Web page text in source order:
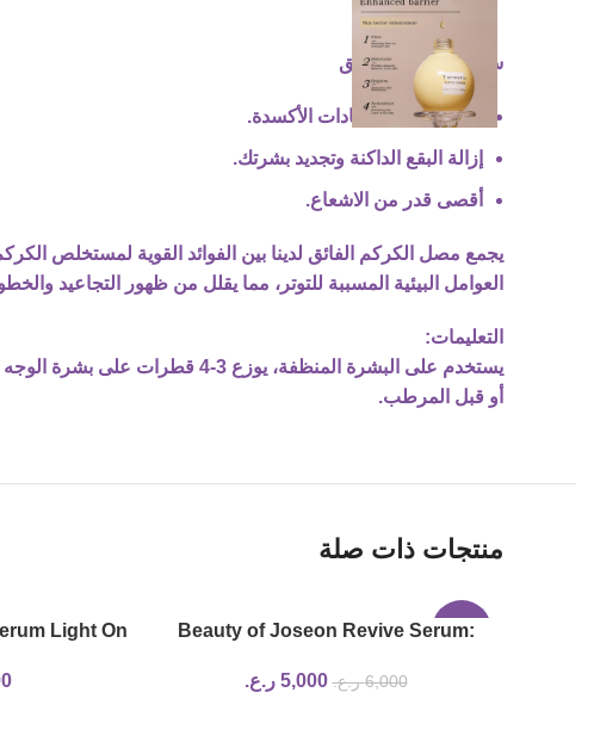
سيروم الكركم الفائق
قوة خصائص مضادات الأكسدة.
إزالة البقع الداكنة وتجديد بشرتك.
أقصى قدر من الاشعاع.
يجمع مصل الكركم الفائق لدينا بين الفوائد القوية لمستخلص
العوامل البيئية المسببة للتوتر، مما يقلل من ظهور التجاعيد
التعليمات:
يستخدم على البشرة المنظفة،
أو قبل المرطب.
منتجات ذات صلة
-17%
Beauty of Joseon Revive Serum:
6,000 ر.ع. 5,000 ر.ع.
Light On